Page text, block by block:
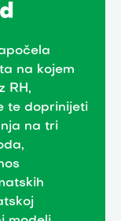
na kojem
RH,
te doprinijeti
na tri